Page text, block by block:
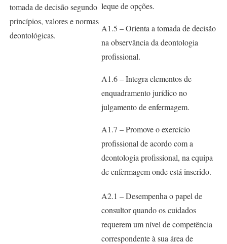
tomada de decisão segundo
princípios, valores e normas
deontológicas.
leque de opções.
A1.5 – Orienta a tomada de decisão
na observância da deontologia
profissional.
A1.6 – Integra elementos de
enquadramento jurídico no
julgamento de enfermagem.
A1.7 – Promove o exercício
profissional de acordo com a
deontologia profissional, na equipa
de enfermagem onde está inserido.
A2.1 – Desempenha o papel de
consultor quando os cuidados
requerem um nível de competência
correspondente à sua área de